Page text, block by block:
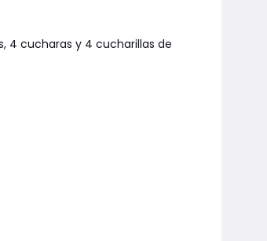
4 cucharas y 4 cucharillas de